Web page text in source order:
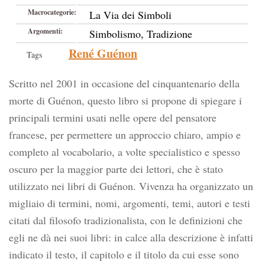
Macrocategorie: La Via dei Simboli
Argomenti: Simbolismo, Tradizione
Tags René Guénon
Scritto nel 2001 in occasione del cinquantenario della
morte di Guénon, questo libro si propone di spiegare i
principali termini usati nelle opere del pensatore
francese, per permettere un approccio chiaro, ampio e
completo al vocabolario, a volte specialistico e spesso
oscuro per la maggior parte dei lettori, che è stato
utilizzato nei libri di Guénon. Vivenza ha organizzato un
migliaio di termini, nomi, argomenti, temi, autori e testi
citati dal filosofo tradizionalista, con le definizioni che
egli ne dà nei suoi libri: in calce alla descrizione è infatti
indicato il testo, il capitolo e il titolo da cui esse sono